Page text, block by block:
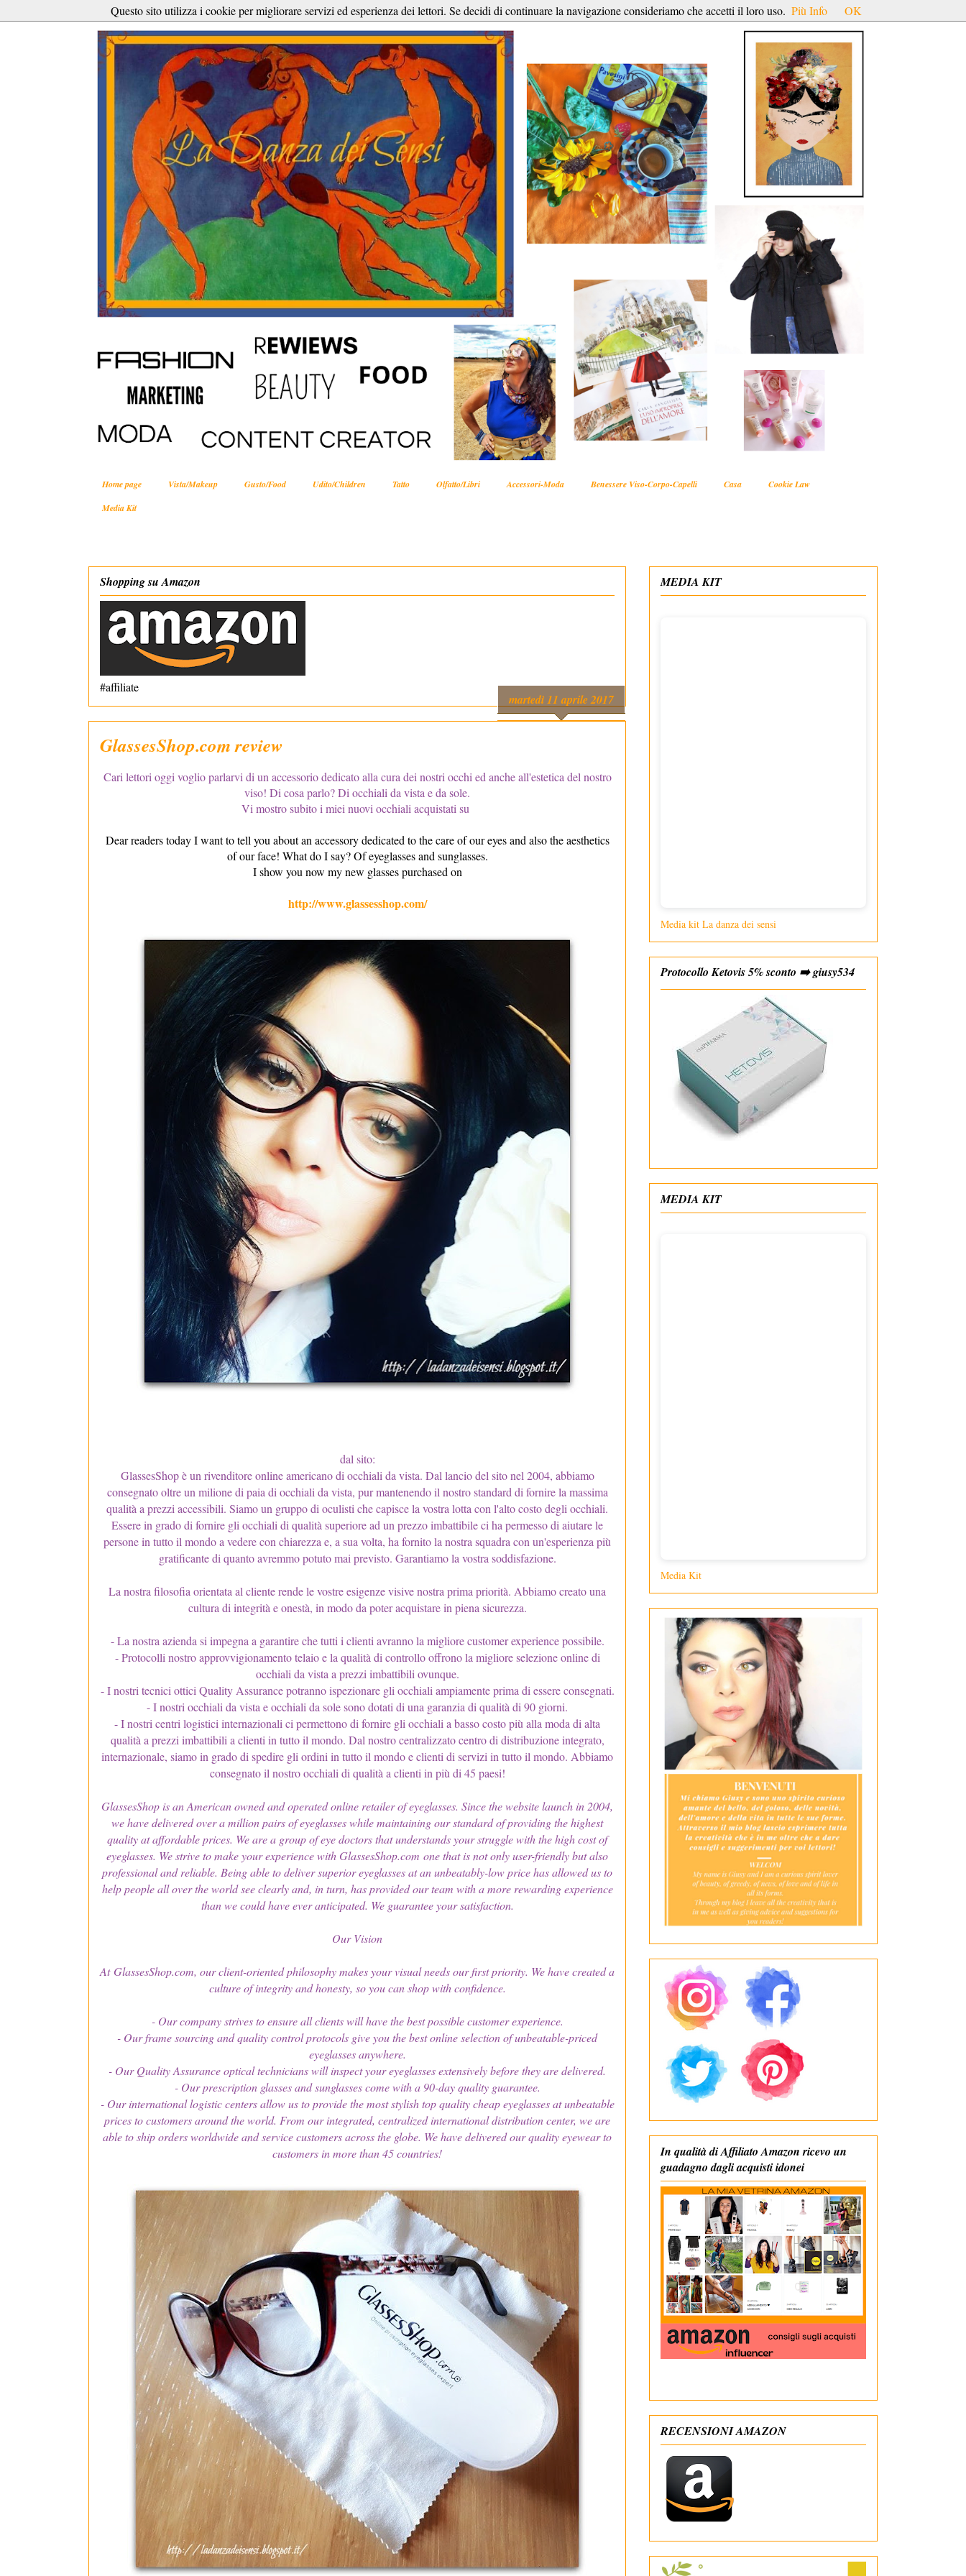
Home page Vista/Makeup Gusto/Food Udito/Children Tatto Olfatto/Libri Accessori-Moda Benessere Viso-Corpo-Capelli Casa
Cookie Law
Media Kit
Shopping su Amazon
#affiliate
martedì 11 aprile 2017
GlassesShop.com review
Cari lettori oggi voglio parlarvi di un accessorio dedicato alla cura dei nostri occhi ed anche all'estetica del nostro
viso! Di cosa parlo? Di occhiali da vista e da sole.
Vi mostro subito i miei nuovi occhiali acquistati su
Dear readers today I want to tell you about an accessory dedicated to the care of our eyes and also the aesthetics
of our face! What do I say? Of eyeglasses and sunglasses.
I show you now my new glasses purchased on
http://www.glassesshop.com/
dal sito:
GlassesShop è un rivenditore online americano di occhiali da vista. Dal lancio del sito nel 2004, abbiamo
consegnato oltre un milione di paia di occhiali da vista, pur mantenendo il nostro standard di fornire la massima
qualità a prezzi accessibili. Siamo un gruppo di oculisti che capisce la vostra lotta con l'alto costo degli occhiali.
Essere in grado di fornire gli occhiali di qualità superiore ad un prezzo imbattibile ci ha permesso di aiutare le
persone in tutto il mondo a vedere con chiarezza e, a sua volta, ha fornito la nostra squadra con un'esperienza più
gratificante di quanto avremmo potuto mai previsto. Garantiamo la vostra soddisfazione.
La nostra filosofia orientata al cliente rende le vostre esigenze visive nostra prima priorità. Abbiamo creato una
cultura di integrità e onestà, in modo da poter acquistare in piena sicurezza.
- La nostra azienda si impegna a garantire che tutti i clienti avranno la migliore customer experience possibile.
- Protocolli nostro approvvigionamento telaio e la qualità di controllo offrono la migliore selezione online di
occhiali da vista a prezzi imbattibili ovunque.
- I nostri tecnici ottici Quality Assurance potranno ispezionare gli occhiali ampiamente prima di essere consegnati.
- I nostri occhiali da vista e occhiali da sole sono dotati di una garanzia di qualità di 90 giorni.
- I nostri centri logistici internazionali ci permettono di fornire gli occhiali a basso costo più alla moda di alta
qualità a prezzi imbattibili a clienti in tutto il mondo. Dal nostro centralizzato centro di distribuzione integrato,
internazionale, siamo in grado di spedire gli ordini in tutto il mondo e clienti di servizi in tutto il mondo. Abbiamo
consegnato il nostro occhiali di qualità a clienti in più di 45 paesi!
GlassesShop is an American owned and operated online retailer of eyeglasses. Since the website launch in 2004,
we have delivered over a million pairs of eyeglasses while maintaining our standard of providing the highest
quality at affordable prices. We are a group of eye doctors that understands your struggle with the high cost of
eyeglasses. We strive to make your experience with GlassesShop.com one that is not only user-friendly but also
professional and reliable. Being able to deliver superior eyeglasses at an unbeatably-low price has allowed us to
help people all over the world see clearly and, in turn, has provided our team with a more rewarding experience
than we could have ever anticipated. We guarantee your satisfaction.
Our Vision
At GlassesShop.com, our client-oriented philosophy makes your visual needs our first priority. We have created a
culture of integrity and honesty, so you can shop with confidence.
- Our company strives to ensure all clients will have the best possible customer experience.
- Our frame sourcing and quality control protocols give you the best online selection of unbeatable-priced
eyeglasses anywhere.
- Our Quality Assurance optical technicians will inspect your eyeglasses extensively before they are delivered.
- Our prescription glasses and sunglasses come with a 90-day quality guarantee.
- Our international logistic centers allow us to provide the most stylish top quality cheap eyeglasses at unbeatable
prices to customers around the world. From our integrated, centralized international distribution center, we are
able to ship orders worldwide and service customers across the globe. We have delivered our quality eyewear to
customers in more than 45 countries!
MEDIA KIT
Media kit La danza dei sensi
Protocollo Ketovis 5% sconto ➡️ giusy534
MEDIA KIT
Media Kit
In qualità di Affiliato Amazon ricevo un
guadagno dagli acquisti idonei
RECENSIONI AMAZON
Questo sito utilizza i cookie per migliorare servizi ed esperienza dei lettori. Se decidi di continuare la navigazione consideriamo che accetti il loro uso. Più Info OK